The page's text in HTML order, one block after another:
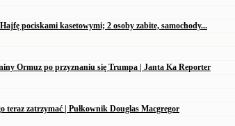
pociskami kasetowymi; 2 osoby zabite, samochody...
Ormuz po przyznaniu się Trumpa | Janta Ka Reporter
teraz zatrzymać | Pułkownik Douglas Macgregor